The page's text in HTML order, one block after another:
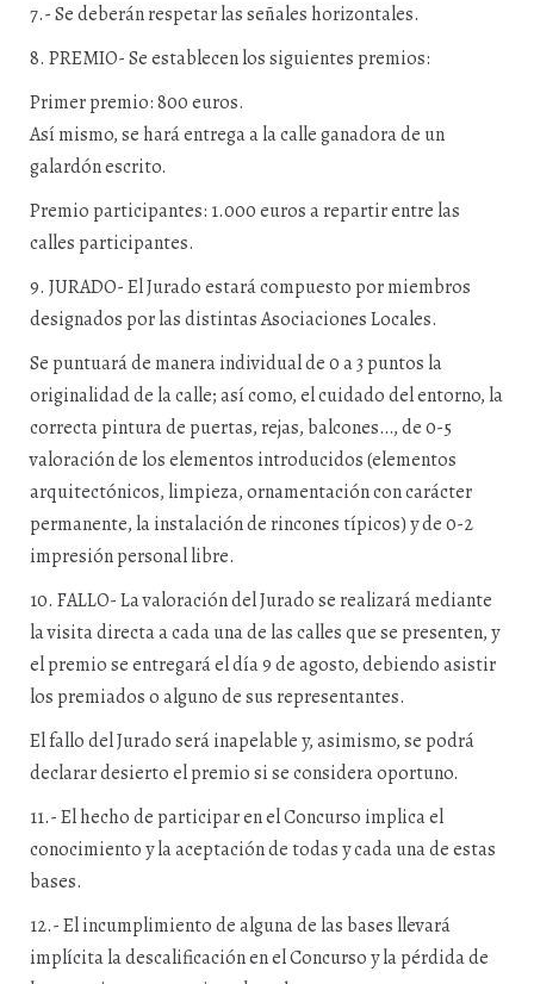
7.- Se deberán respetar las señales horizontales.
8. PREMIO- Se establecen los siguientes premios:
Primer premio: 800 euros.
Así mismo, se hará entrega a la calle ganadora de un
galardón escrito.
Premio participantes: 1.000 euros a repartir entre las
calles participantes.
9. JURADO- El Jurado estará compuesto por miembros
designados por las distintas Asociaciones Locales.
Se puntuará de manera individual de 0 a 3 puntos la
originalidad de la calle; así como, el cuidado del entorno, la
correcta pintura de puertas, rejas, balcones…, de 0-5
valoración de los elementos introducidos (elementos
arquitectónicos, limpieza, ornamentación con carácter
permanente, la instalación de rincones típicos) y de 0-2
impresión personal libre.
10. FALLO- La valoración del Jurado se realizará mediante
la visita directa a cada una de las calles que se presenten, y
el premio se entregará el día 9 de agosto, debiendo asistir
los premiados o alguno de sus representantes.
El fallo del Jurado será inapelable y, asimismo, se podrá
declarar desierto el premio si se considera oportuno.
11.- El hecho de participar en el Concurso implica el
conocimiento y la aceptación de todas y cada una de estas
bases.
12.- El incumplimiento de alguna de las bases llevará
implícita la descalificación en el Concurso y la pérdida de